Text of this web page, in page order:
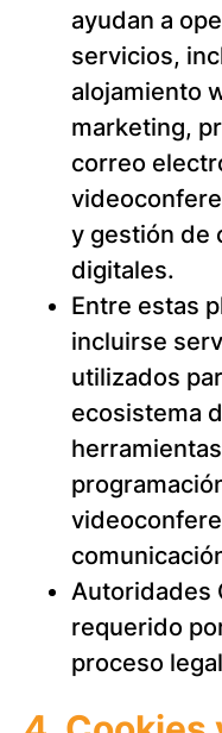
ayudan a
servicios,
alojamiento
marketing,
correo
y gestión de
digitales.
Entre estas
incluirse
utilizados
ecosistema
Autoridades
requerido
proceso